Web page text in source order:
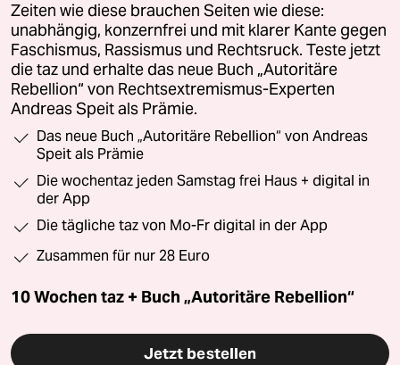
Zeiten wie diese brauchen Seiten wie diese:
unabhängig, konzernfrei und mit klarer Kante gegen
Faschismus, Rassismus und Rechtsruck. Teste jetzt
die taz und erhalte das neue Buch „Autoritäre
Rebellion“ von Rechtsextremismus-Experten
Andreas Speit als Prämie.
Das neue Buch „Autoritäre Rebellion“ von Andreas
Speit als Prämie
Die wochentaz jeden Samstag frei Haus + digital in
der App
Die tägliche taz von Mo-Fr digital in der App
Zusammen für nur 28 Euro
10 Wochen taz + Buch „Autoritäre Rebellion“
Jetzt bestellen